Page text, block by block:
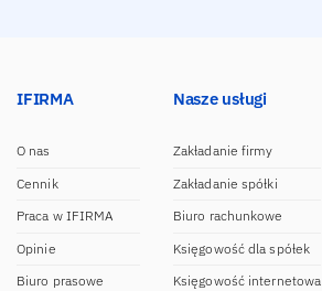
IFIRMA
O nas
Cennik
Praca w IFIRMA
Opinie
Biuro prasowe
Nasze usługi
Zakładanie firmy
Zakładanie spółki
Biuro rachunkowe
Księgowość dla spółek
Księgowość internetowa